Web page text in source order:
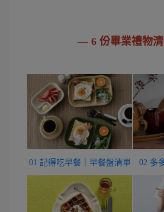
— 6 份畢業禮物
01 記得吃早餐｜早餐盤清單 02 多